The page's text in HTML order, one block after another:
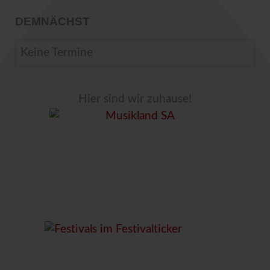
DEMNÄCHST
Keine Termine
Hier sind wir zuhause!